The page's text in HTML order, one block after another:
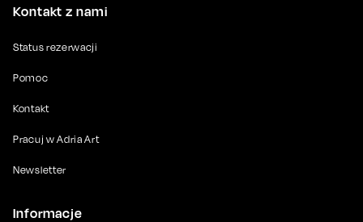
Kontakt z nami
Status rezerwacji
Pomoc
Kontakt
Pracuj w Adria Art
Newsletter
Informacje